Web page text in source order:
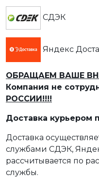
СДЭК
Яндекс
ОБРАЩАЕМ ВАШЕ
Компания не
РОССИИ!!!!
Доставка курьером
Доставка
службами СДЭК,
рассчитывается по
службы.